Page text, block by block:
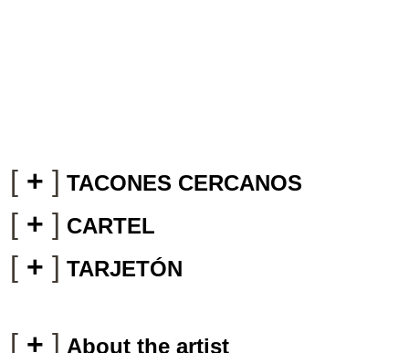
[ + ] TACONES CERCANOS
[ + ] CARTEL
[ + ] TARJETÓN
[ + ] About the artist